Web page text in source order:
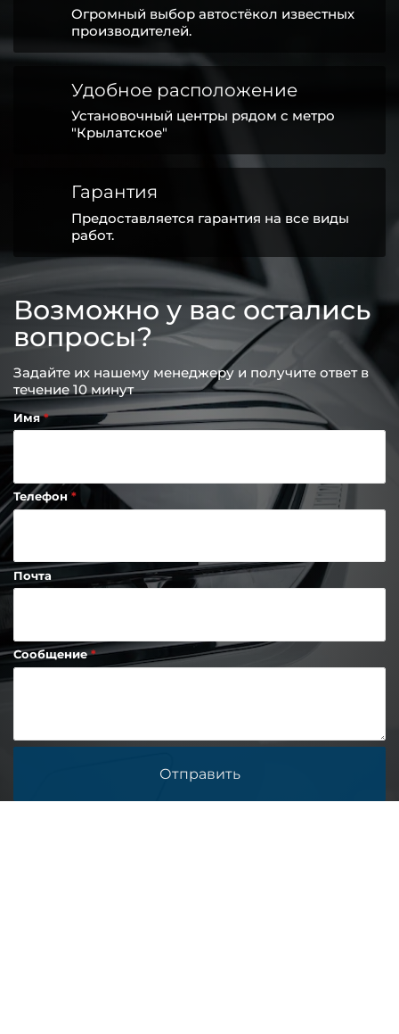
Огромный выбор автостёкол известных
производителей.
Удобное расположение
Установочный центры рядом с метро
"Крылатское"
Гарантия
Предоставляется гарантия на все виды
работ.
Возможно у вас остались
вопросы?
Задайте их нашему менеджеру и получите ответ в
течение 10 минут
Имя
Телефон
Почта
Сообщение